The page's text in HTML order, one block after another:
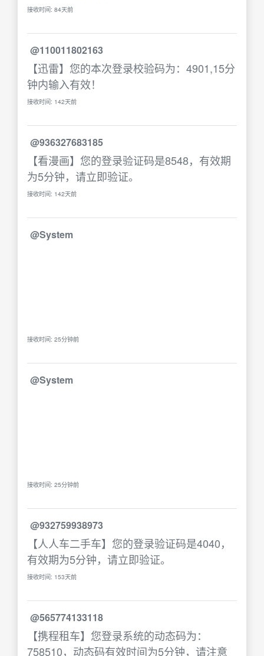
接收时间: 84天前
@110011802163
【迅雷】您的本次登录校验码为：4901,15分
钟内输入有效！
接收时间: 142天前
@936327683185
【看漫画】您的登录验证码是8548，有效期
为5分钟，请立即验证。
接收时间: 142天前
@System
接收时间: 25分钟前
@System
接收时间: 25分钟前
@932759938973
【人人车二手车】您的登录验证码是4040，
有效期为5分钟，请立即验证。
接收时间: 153天前
@565774133118
【携程租车】您登录系统的动态码为：
758510，动态码有效时间为5分钟，请注意